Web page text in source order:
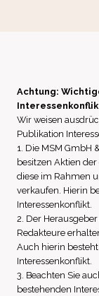
Achtung:
Wir weisen
Publikation
1. Die MSM GmbH
besitzen Aktien
diese im Rahmen
verkaufen. Hierin
Interessenkonflikt.
2. Der
Redakteure
Auch hierin
Interessenkonflikt.
3. Beachten Sie
bestehenden